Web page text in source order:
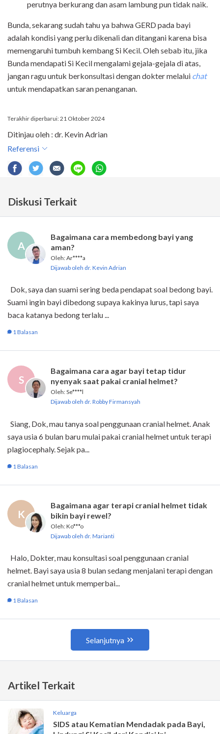
perutnya berkurang dan asam lambung pun tidak naik.
Bunda, sekarang sudah tahu ya bahwa GERD pada bayi
adalah kondisi yang perlu dikenali dan ditangani karena bisa
memengaruhi tumbuh kembang Si Kecil. Oleh sebab itu, jika
Bunda mendapati Si Kecil mengalami gejala-gejala di atas,
jangan ragu untuk berkonsultasi dengan dokter melalui chat
untuk mendapatkan saran penanganan.
Terakhir diperbarui: 21 Oktober 2024